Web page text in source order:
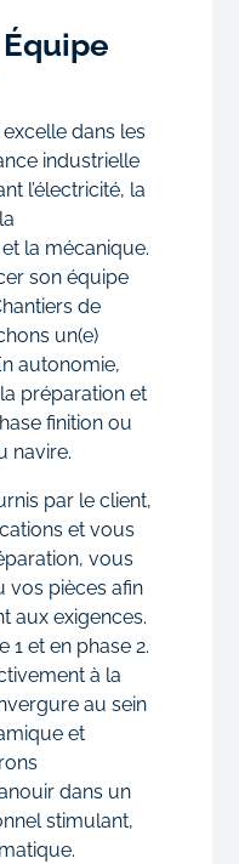
dans les
industrielle
l’électricité, la
la mécanique.
son équipe
de
un(e)
autonomie,
préparation et
finition ou
navire.
par le client,
et vous
vous
vos pièces afin
aux exigences.
1 et en phase 2.
à la
au sein
et
dans un
stimulant,